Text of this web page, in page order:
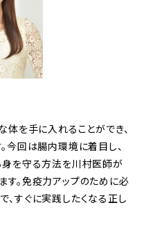
体を手に入れることができ、
今回は腸内環境に着目し、
身を守る方法を川村医師が
。免疫力アップのために必
すぐに実践したくなる正し